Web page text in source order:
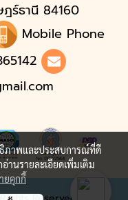
ร์ธานี 84160
Mobile Phone
ธิภาพและประสบการณ์ที่ดี
านรายละเอียดเพิ่มเติม
ยคุกกี้